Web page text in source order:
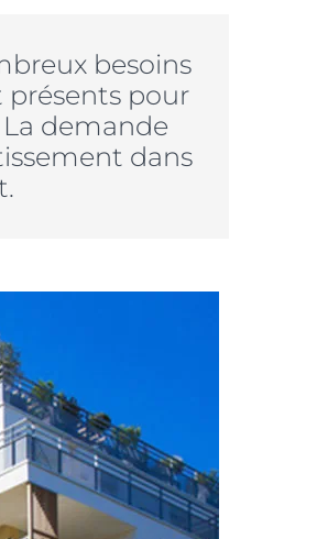
besoins
présents pour
demande
dans